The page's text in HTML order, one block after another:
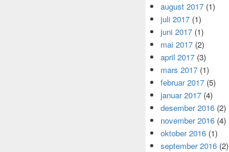
august 2017 (1)
juli 2017 (1)
juni 2017 (1)
mai 2017 (2)
april 2017 (3)
mars 2017 (1)
februar 2017 (5)
januar 2017 (4)
desember 2016 (2)
november 2016 (4)
oktober 2016 (1)
september 2016 (2)